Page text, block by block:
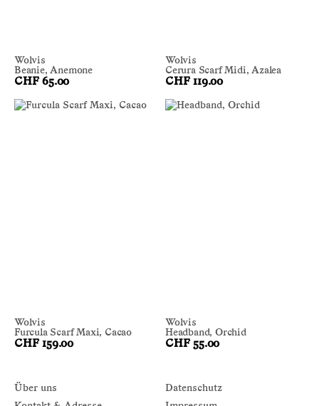
Wolvis
Beanie, Anemone
CHF 65.00
Wolvis
Cerura Scarf Midi, Azalea
CHF 119.00
Wolvis
Furcula Scarf Maxi, Cacao
CHF 159.00
Wolvis
Headband, Orchid
CHF 55.00
Über uns
Datenschutz